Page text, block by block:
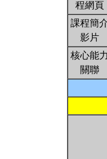
程網頁
課程簡
影片
核心能力
關聯